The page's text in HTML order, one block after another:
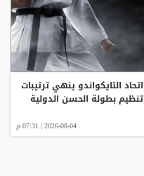
اتحاد التايكواندو ينهي ترتيبات
تنظيم بطولة الحسن الدولية
2026-08-04 | 07:31 م